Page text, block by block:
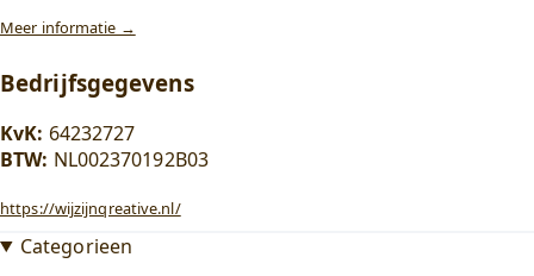
Meer informatie →
Bedrijfsgegevens
KvK: 64232727
BTW: NL002370192B03
https://wijzijnqreative.nl/
Categorieen